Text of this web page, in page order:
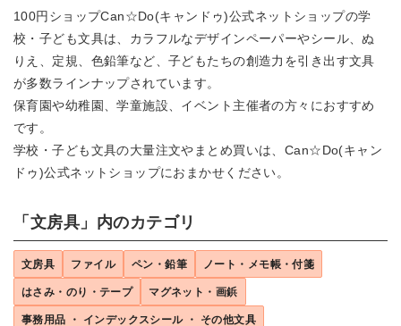
100円ショップCan☆Do(キャンドゥ)公式ネットショップの学
校・子ども文具は、カラフルなデザインペーパーやシール、ぬ
りえ、定規、色鉛筆など、子どもたちの創造力を引き出す文具
が多数ラインナップされています。
保育園や幼稚園、学童施設、イベント主催者の方々におすすめ
です。
学校・子ども文具の大量注文やまとめ買いは、Can☆Do(キャン
ドゥ)公式ネットショップにおまかせください。
「文房具」内のカテゴリ
文房具 ファイル ペン・鉛筆 ノート・メモ帳・付箋
はさみ・のり・テープ マグネット・画鋲
事務用品 ・ インデックスシール ・ その他文具